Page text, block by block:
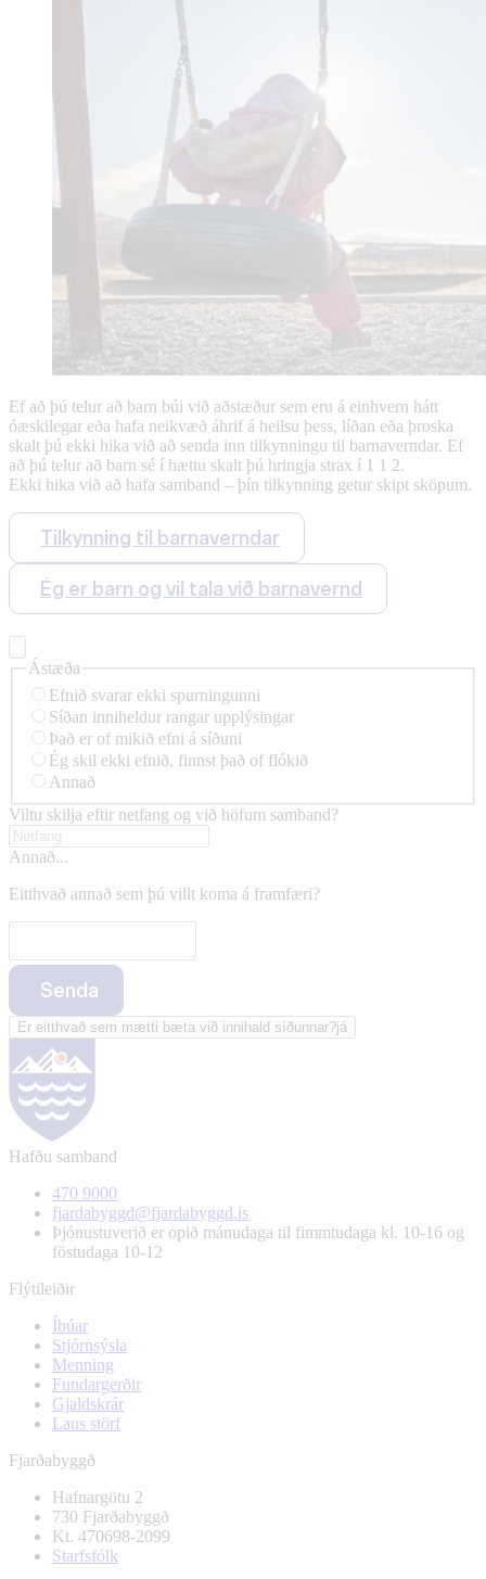
Ef að þú telur að barn búi við aðstæður sem eru á einhvern hátt
óæskilegar eða hafa neikvæð áhrif á heilsu þess, líðan eða þroska
skalt þú ekki hika við að senda inn tilkynningu til barnaverndar. Ef
að þú telur að barn sé í hættu skalt þú hringja strax í 1 1 2.
Ekki hika við að hafa samband – þín tilkynning getur skipt sköpum.
Tilkynning til barnaverndar
Ég er barn og vil tala við barnavernd
Ástæða
Efnið svarar ekki spurningunni
Síðan inniheldur rangar upplýsingar
Það er of mikið efni á síðuni
Ég skil ekki efnið, finnst það of flókið
Annað
Viltu skilja eftir netfang og við höfum samband?
Annað...
Eitthvað annað sem þú villt koma á framfæri?
Senda
Er eitthvað sem mætti bæta við innihald síðunnar?já
Hafðu samband
470 9000
fjardabyggd@fjardabyggd.is
Þjónustuverið er opið mánudaga til fimmtudaga kl. 10-16 og
föstudaga 10-12
Flýtileiðir
Íbúar
Stjórnsýsla
Menning
Fundargerðir
Gjaldskrár
Laus störf
Fjarðabyggð
Hafnargötu 2
730 Fjarðabyggð
Kt. 470698-2099
Starfsfólk